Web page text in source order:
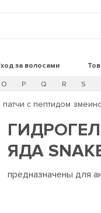
за волосами
O P Q R S
с пептидом
ЯДА
предназначены для